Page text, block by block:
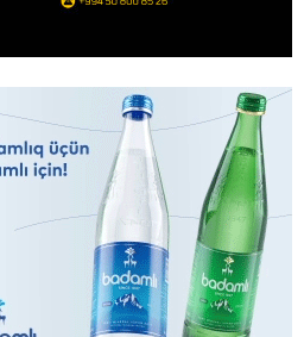
- 16:45 286
Müdafiə Sazişi”nin
nədir? -ŞƏRH
187
klubuna keçən Kamil
oynamaq istəyir